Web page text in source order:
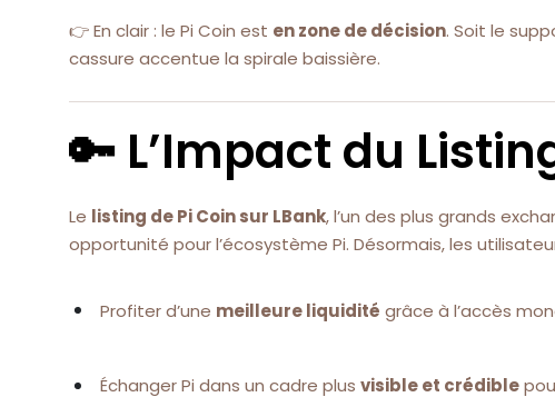
👉 En clair : le Pi Coin est en zone de décision. Soit le
cassure accentue la spirale baissière.
🔑 L’Impact du
Le listing de Pi Coin sur LBank, l’un des plus grands
opportunité pour l’écosystème Pi. Désormais, les
Profiter d’une meilleure liquidité grâce à l’accès
Échanger Pi dans un cadre plus visible et crédible